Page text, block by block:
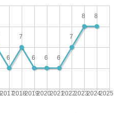
201720182019202020212022202320242025
8
8
7
6
6
6
7
6